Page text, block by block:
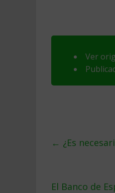
Ver
← ¿Es
El Banco de